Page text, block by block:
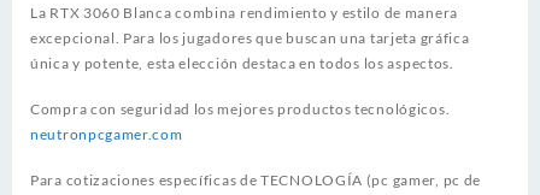
La RTX 3060 Blanca combina rendimiento y estilo de manera
excepcional. Para los jugadores que buscan una tarjeta gráfica
única y potente, esta elección destaca en todos los aspectos.
Compra con seguridad los mejores productos tecnológicos.
neutronpcgamer.com
Para cotizaciones específicas de TECNOLOGÍA (pc gamer, pc de